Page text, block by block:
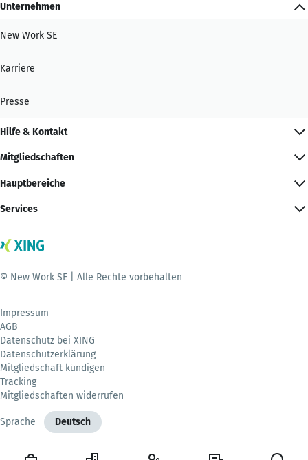
Unternehmen
New Work SE
Karriere
Presse
Hilfe & Kontakt
Mitgliedschaften
Hauptbereiche
Services
© New Work SE | Alle Rechte vorbehalten
Impressum
AGB
Datenschutz bei XING
Datenschutzerklärung
Mitgliedschaft kündigen
Tracking
Mitgliedschaften widerrufen
Sprache Deutsch